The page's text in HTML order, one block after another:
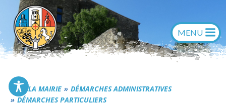
contenu
Commune de Générac
LA MAIRIE
DÉMARCHES ADMINISTRATIVES
DÉMARCHES PARTICULIERS